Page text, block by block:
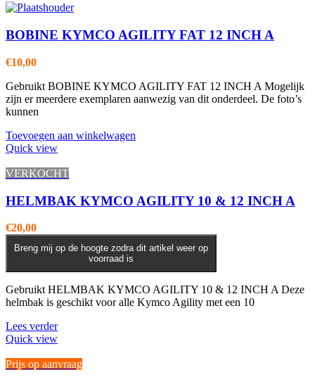
BOBINE KYMCO AGILITY FAT 12 INCH A
€10,00
Gebruikt BOBINE KYMCO AGILITY FAT 12 INCH A Mogelijk
zijn er meerdere exemplaren aanwezig van dit onderdeel. De foto’s
kunnen
Toevoegen aan winkelwagen
Quick view
VERKOCHT
HELMBAK KYMCO AGILITY 10 & 12 INCH A
€20,00
Breng mij op de hoogte zodra dit artikel weer op
voorraad is
Gebruikt HELMBAK KYMCO AGILITY 10 & 12 INCH A Deze
helmbak is geschikt voor alle Kymco Agility met een 10
Lees verder
Quick view
Prijs op aanvraag